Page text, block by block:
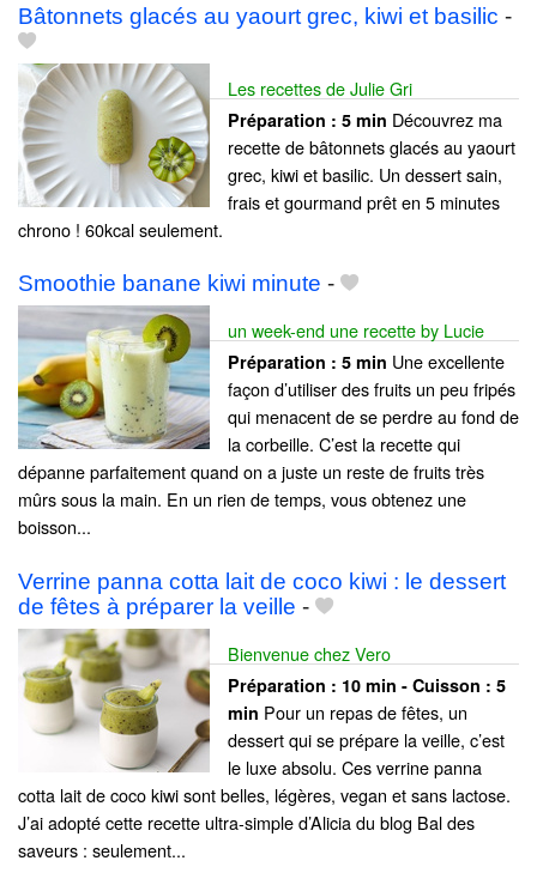
Bâtonnets glacés au yaourt grec, kiwi et basilic -
Les recettes de Julie Gri
Préparation : 5 min Découvrez ma
recette de bâtonnets glacés au yaourt
grec, kiwi et basilic. Un dessert sain,
frais et gourmand prêt en 5 minutes
chrono ! 60kcal seulement.
Smoothie banane kiwi minute -
un week-end une recette by Lucie
Préparation : 5 min Une excellente
façon d’utiliser des fruits un peu fripés
qui menacent de se perdre au fond de
la corbeille. C’est la recette qui
dépanne parfaitement quand on a juste un reste de fruits très
mûrs sous la main. En un rien de temps, vous obtenez une
boisson...
Verrine panna cotta lait de coco kiwi : le dessert
de fêtes à préparer la veille -
Bienvenue chez Vero
Préparation : 10 min - Cuisson : 5
min Pour un repas de fêtes, un
dessert qui se prépare la veille, c’est
le luxe absolu. Ces verrine panna
cotta lait de coco kiwi sont belles, légères, vegan et sans lactose.
J’ai adopté cette recette ultra-simple d’Alicia du blog Bal des
saveurs : seulement...